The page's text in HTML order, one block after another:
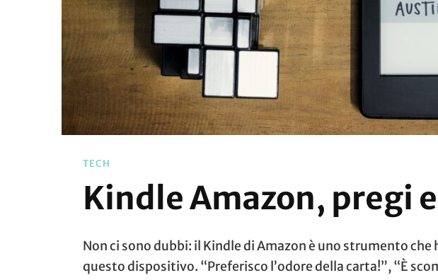
TECH
Kindle Amazon, pregi
Non ci sono dubbi: il Kindle di Amazon è uno strumento
questo dispositivo. “Preferisco l’odore della carta!”, “È